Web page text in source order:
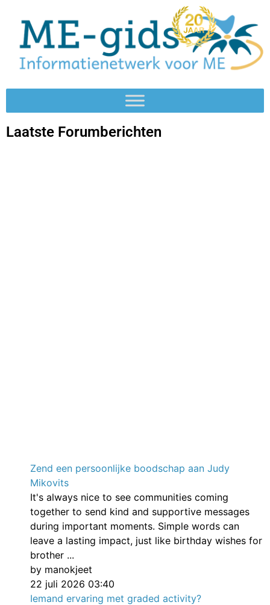
Laatste Forumberichten
Zend een persoonlijke boodschap aan Judy
Mikovits
It's always nice to see communities coming
together to send kind and supportive messages
during important moments. Simple words can
leave a lasting impact, just like birthday wishes for
brother ...
by manokjeet
22 juli 2026 03:40
Iemand ervaring met graded activity?